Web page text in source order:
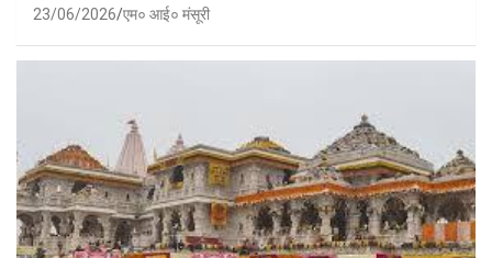
23/06/2026 एम० आई० मंसूरी